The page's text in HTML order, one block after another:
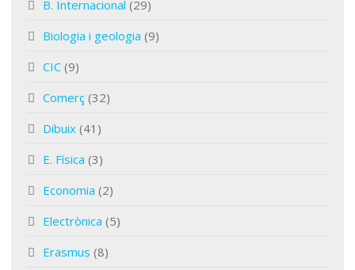
B. Internacional (29)
Biologia i geologia (9)
CIC (9)
Comerç (32)
Dibuix (41)
E. Física (3)
Economia (2)
Electrònica (5)
Erasmus (8)